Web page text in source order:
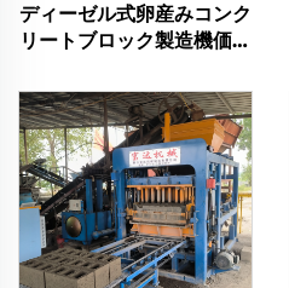
ディーゼル式卵産みコンク
リートブロック製造機価格
ロック成型機